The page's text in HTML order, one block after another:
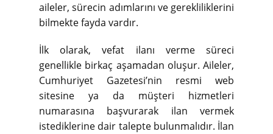
aileler, sürecin adımlarını ve gerekliliklerini
bilmekte fayda vardır.
İlk olarak, vefat ilanı verme süreci
genellikle birkaç aşamadan oluşur. Aileler,
Cumhuriyet Gazetesi’nin resmi web
sitesine ya da müşteri hizmetleri
numarasına başvurarak ilan vermek
istediklerine dair talepte bulunmalıdır. İlan